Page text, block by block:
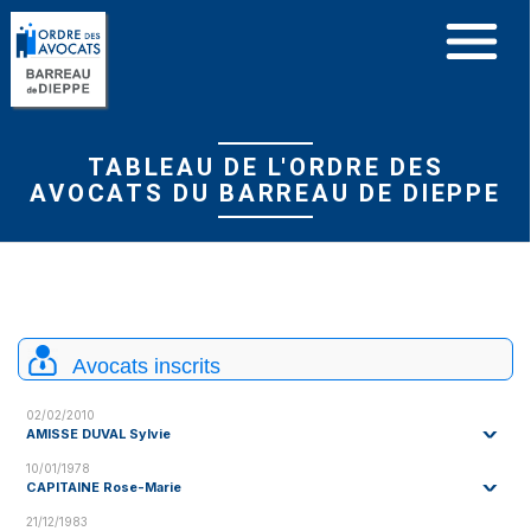
TABLEAU DE L'ORDRE DES
AVOCATS DU BARREAU DE DIEPPE
Avocats inscrits
02/02/2010
AMISSE DUVAL Sylvie
10/01/1978
CAPITAINE Rose-Marie
7, rue Joseph FLOUEST
21/12/1983
Panneau de gestion des cookies